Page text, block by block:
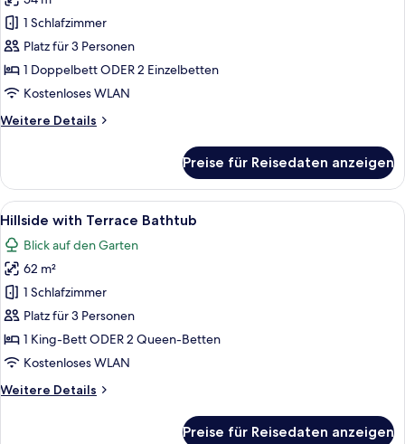
with
Bathtub
für
Lagoon
Poolside
with
Bathtub
1 Schlafzimmer
Platz für 3 Personen
1 Doppelbett ODER 2 Einzelbetten
Kostenloses WLAN
Weitere Details
Weitere
Poolside
with
Bathtub
Preise für Reisedaten anzeigen
Alle
Fotos
für
Hillside
with
Terrace
Bathtub
anzeigen
Ein Balkon mit einer Steinsäule,
14
Hillside with Terrace Bathtub
Blick auf den Garten
62 m²
1 Schlafzimmer
Platz für 3 Personen
1 King-Bett ODER 2 Queen-Betten
Kostenloses WLAN
Weitere Details
Weitere
Preise für Reisedaten anzeigen